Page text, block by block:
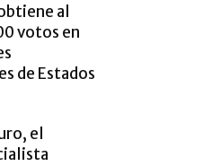
al
votos en
de Estados
el